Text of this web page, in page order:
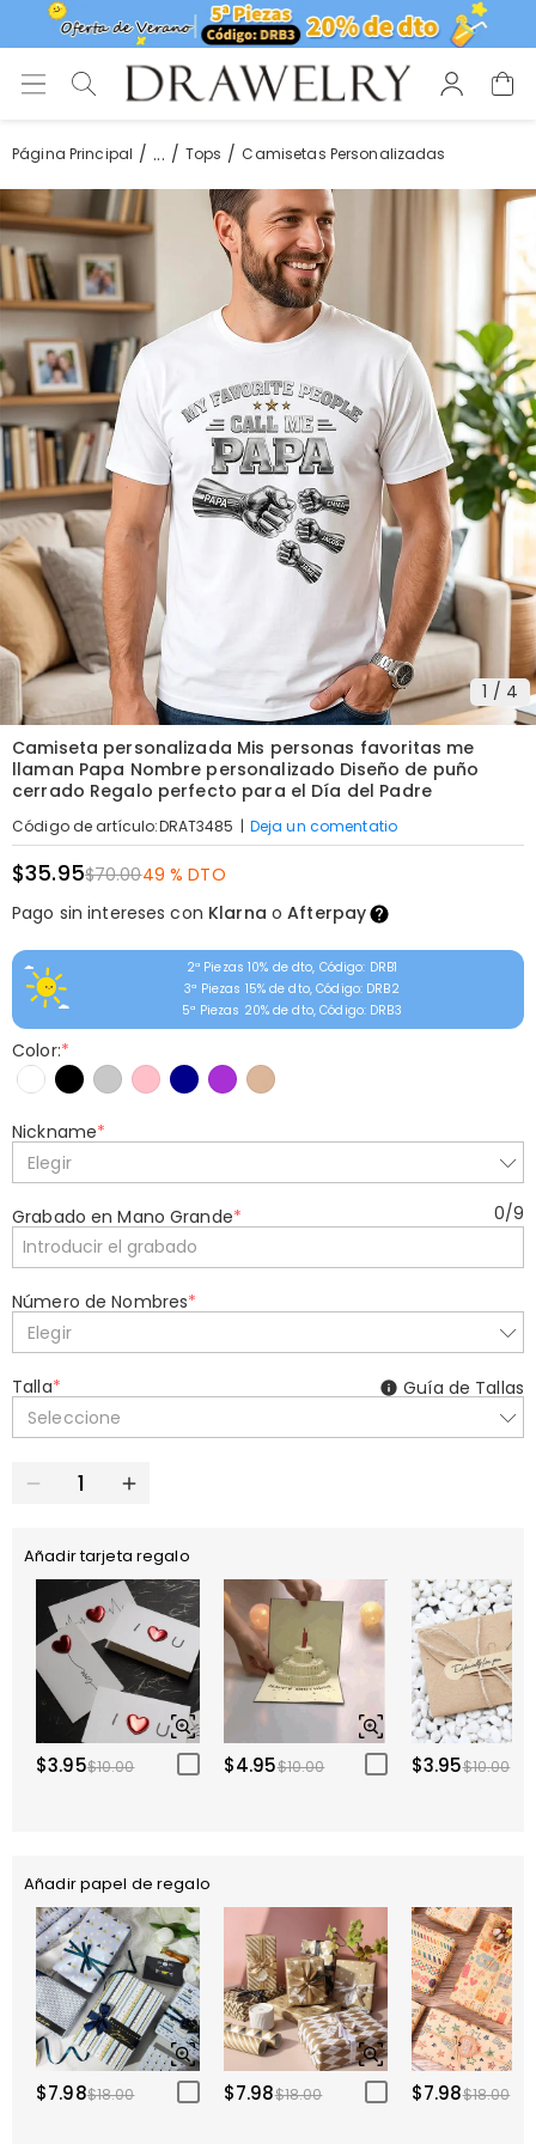
Página Principal ... Tops Camisetas Personalizadas
1 / 4
Camiseta personalizada Mis personas favoritas me
llaman Papa Nombre personalizado Diseño de puño
cerrado Regalo perfecto para el Día del Padre
Código de artículo:DRAT3485 | Deja un comentatio
$35.95$70.0049 % DTO
Pago sin intereses con Klarna oAfterpay
2ª Piezas 10% de dto, Código: DRB1
3ª Piezas 15% de dto, Código: DRB2
5ª Piezas 20% de dto, Código: DRB3
Color:*
Nickname*
Elegir
Grabado en Mano Grande* 0/9
Número de Nombres*
Elegir
Talla*
Seleccione
Guía de Tallas
Añadir tarjeta regalo
$3.95$10.00 $4.95$10.00 $3.95$10.00
Añadir papel de regalo
$7.98$18.00 $7.98$18.00 $7.98$18.00